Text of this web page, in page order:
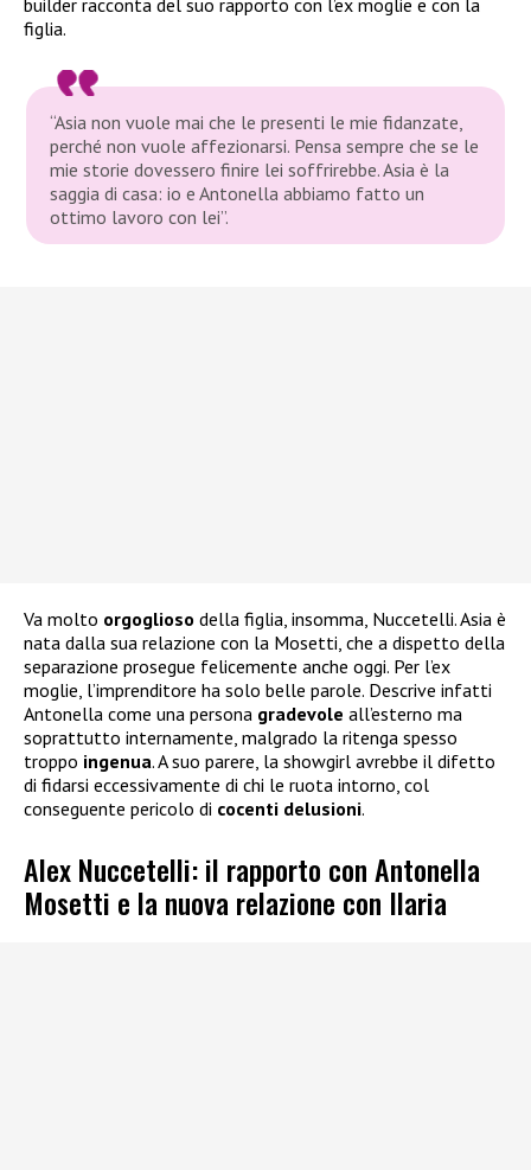
builder racconta del suo rapporto con l’ex moglie e con la
figlia.
“Asia non vuole mai che le presenti le mie fidanzate,
perché non vuole affezionarsi. Pensa sempre che se le
mie storie dovessero finire lei soffrirebbe. Asia è la
saggia di casa: io e Antonella abbiamo fatto un
ottimo lavoro con lei”.
Va molto orgoglioso della figlia, insomma, Nuccetelli. Asia è
nata dalla sua relazione con la Mosetti, che a dispetto della
separazione prosegue felicemente anche oggi. Per l’ex
moglie, l’imprenditore ha solo belle parole. Descrive infatti
Antonella come una persona gradevole all’esterno ma
soprattutto internamente, malgrado la ritenga spesso
troppo ingenua. A suo parere, la showgirl avrebbe il difetto
di fidarsi eccessivamente di chi le ruota intorno, col
conseguente pericolo di cocenti delusioni.
Alex Nuccetelli: il rapporto con Antonella
Mosetti e la nuova relazione con Ilaria